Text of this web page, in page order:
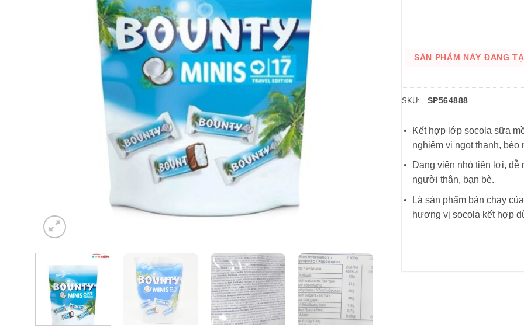
SẢN PHẨM NÀY ĐANG
SKU: SP564888
Kết hợp lớp socola sữa
nghiệm vị ngọt thanh, béo
Dạng viên nhỏ tiện lợi, dễ
người thân, bạn bè.
Là sản phẩm bán chạy
hương vị socola kết hợp